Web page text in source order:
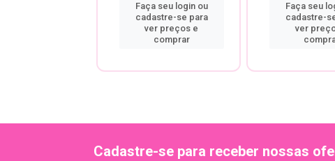
Faça seu login ou
cadastre-se para
ver preços e
comprar
Faça seu
cadastre-
ver
Cadastre-se para receber nossas